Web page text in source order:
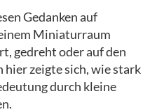
Gedanken auf
Miniaturraum
gedreht oder auf den
zeigte sich, wie stark
durch kleine